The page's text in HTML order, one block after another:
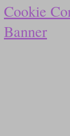
Cookie
Banner